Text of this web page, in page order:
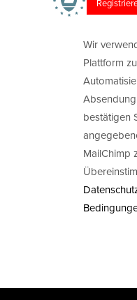
Wir
Plattform
bestätigen
MailChimp